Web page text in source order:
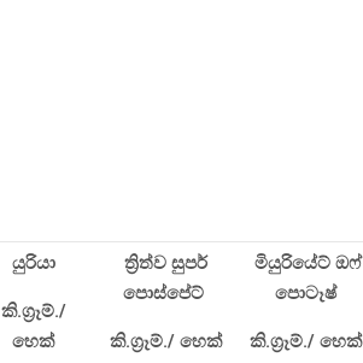
යුරියා
කි.ග්‍රෑම්./
හෙක්
ත්‍රිත්ව සුපර්
පොස්පේට්
කි.ග්‍රෑම්./ හෙක්
මියුරියේට් ඔෆ්
පොටෑෂ්
කි.ග්‍රෑම්./ හෙක්